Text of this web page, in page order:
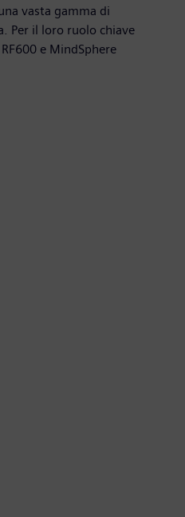
vasta gamma di
Per il loro ruolo chiave
e MindSphere